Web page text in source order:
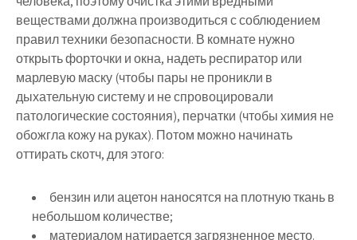
веществами должна производиться с соблюдением
правил техники безопасности. В комнате нужно
открыть форточки и окна, надеть респиратор или
марлевую маску (чтобы пары не проникли в
дыхательную систему и не спровоцировали
патологические состояния), перчатки (чтобы химия не
обожгла кожу на руках). Потом можно начинать
оттирать скотч, для этого:
бензин или ацетон наносятся на плотную ткань в
небольшом количестве;
материалом натирается загрязненное место.